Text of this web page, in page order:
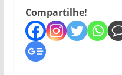
Compartilhe!